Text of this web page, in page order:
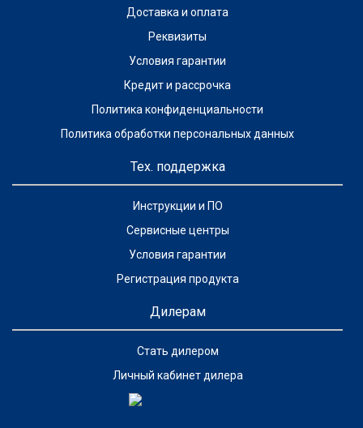
Доставка и оплата
Реквизиты
Условия гарантии
Кредит и рассрочка
Политика конфиденциальности
Политика обработки персональных данных
Тех. поддержка
Инструкции и ПО
Сервисные центры
Условия гарантии
Регистрация продукта
Дилерам
Стать дилером
Личный кабинет дилера